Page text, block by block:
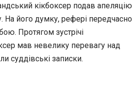
кікбоксер подав апеляцію
На його думку, рефері передчасно
Протягом зустрічі
мав невелику перевагу над
суддівські записки.